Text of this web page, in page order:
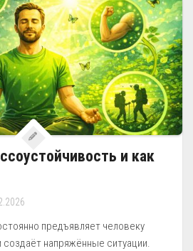
и как
предъявляет человеку
напряжённые ситуации.